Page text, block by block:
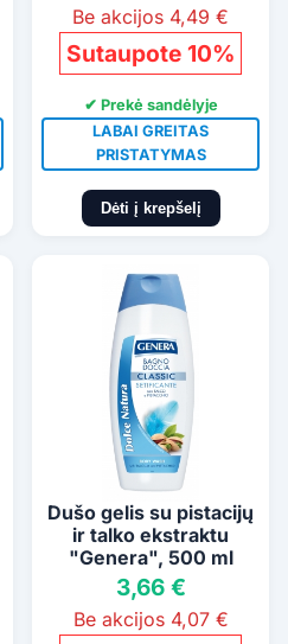
Be akcijos 4,49 €
Sutaupote 10%
✔ Prekė sandėlyje
LABAI GREITAS
PRISTATYMAS
Dėti į krepšelį
Dušo gelis su pistacijų
ir talko ekstraktu
"Genera", 500 ml
3,66 €
Be akcijos 4,07 €